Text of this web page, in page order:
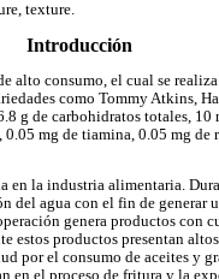
texture.
Introducción
alto consumo, el cual se
como Tommy Atkins,
g de carbohidratos totales,
mg de tiamina, 0.05 mg
la industria alimentaria.
del agua con el fin de
genera productos con
estos productos presentan
por el consumo de aceites y
en el proceso de fritura y la